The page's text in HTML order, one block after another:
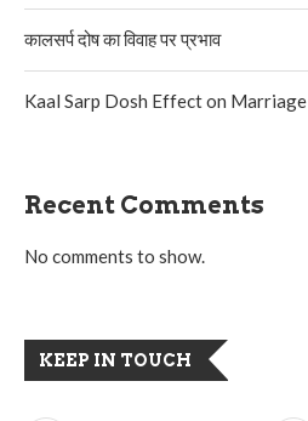
कालसर्प दोष का विवाह पर प्रभाव
Kaal Sarp Dosh Effect on Marriage
Recent Comments
No comments to show.
KEEP IN TOUCH